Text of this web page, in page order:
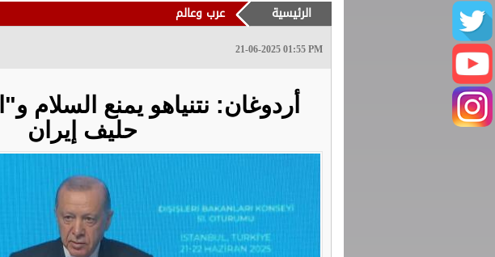
الرئيسية عرب وعالم
21-06-2025 01:55 PM
أردوغان: نتنياهو يمنع السلام
حليف إيران